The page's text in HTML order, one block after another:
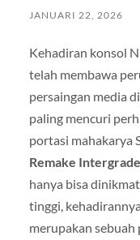
JANUARI 22, 2026
Kehadiran konsol
telah membawa
persaingan media
paling mencuri
portasi mahakarya
Remake Intergrade
hanya bisa
tinggi,
merupakan sebuah